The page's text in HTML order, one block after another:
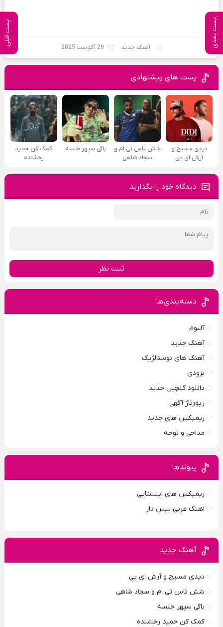
پست بعدی پست قبلی
آهنگ جدید 29 آگوست 2025
پست های پیشنهادی
دیدی مسیح و
آرش ای پی
شش تاس تی ام و
سجاد شاهی
باگی سپهر خلسه
کمک کن حمید
رخشنده
دیدگاه خود را بگذارید
ثبت نظر
دسته‌بندی‌ها
آلبوم
آهنگ جدید
آهنگ های نوستالژیک
بزودی
دانلود گلچین جدید
رپورتاژ آگهی
ریمیکس های جدید
مداحی و نوحه
پیوندها
ریمیکس های اینستایی
اهنگ عربی بیس دار
آهنگ جدید
دیدی مسیح و آرش ای پی
شش تاس تی ام و سجاد شاهی
باگی سپهر خلسه
کمک کن حمید رخشنده